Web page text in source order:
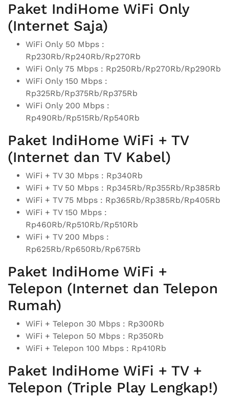
Paket IndiHome WiFi Only
(Internet Saja)
WiFi Only 50 Mbps :
Rp230Rb/Rp240Rb/Rp270Rb
WiFi Only 75 Mbps : Rp250Rb/Rp270Rb/Rp290Rb
WiFi Only 150 Mbps :
Rp325Rb/Rp375Rb/Rp375Rb
WiFi Only 200 Mbps :
Rp490Rb/Rp515Rb/Rp540Rb
Paket IndiHome WiFi + TV
(Internet dan TV Kabel)
WiFi + TV 30 Mbps : Rp340Rb
WiFi + TV 50 Mbps : Rp345Rb/Rp355Rb/Rp385Rb
WiFi + TV 75 Mbps : Rp365Rb/Rp385Rb/Rp405Rb
WiFi + TV 150 Mbps :
Rp460Rb/Rp510Rb/Rp510Rb
WiFi + TV 200 Mbps :
Rp625Rb/Rp650Rb/Rp675Rb
Paket IndiHome WiFi +
Telepon (Internet dan Telepon
Rumah)
WiFi + Telepon 30 Mbps : Rp300Rb
WiFi + Telepon 50 Mbps : Rp350Rb
WiFi + Telepon 100 Mbps : Rp410Rb
Paket IndiHome WiFi + TV +
Telepon (Triple Play Lengkap!)